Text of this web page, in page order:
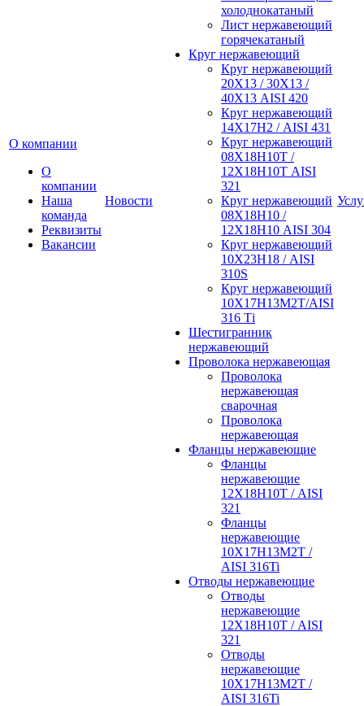
О компании
О
компании
Наша
команда
Реквизиты
Вакансии
Новости
холоднокатаный
Лист нержавеющий
горячекатаный
Круг нержавеющий
Круг нержавеющий
20Х13 / 30Х13 /
40Х13 AISI 420
Круг нержавеющий
14Х17Н2 / AISI 431
Круг нержавеющий
08Х18Н10Т /
12Х18Н10Т AISI
321
Круг нержавеющий
08Х18Н10 /
12Х18Н10 AISI 304
Круг нержавеющий
10Х23Н18 / AISI
310S
Круг нержавеющий
10Х17Н13М2Т/AISI
316 Тi
Шестигранник
нержавеющий
Проволока нержавеющая
Проволока
нержавеющая
сварочная
Проволока
нержавеющая
Фланцы нержавеющие
Фланцы
нержавеющие
12Х18Н10Т / AISI
321
Фланцы
нержавеющие
10Х17Н13М2Т /
AISI 316Ti
Отводы нержавеющие
Отводы
нержавеющие
12Х18Н10Т / AISI
321
Отводы
нержавеющие
10Х17Н13М2Т /
AISI 316Ti